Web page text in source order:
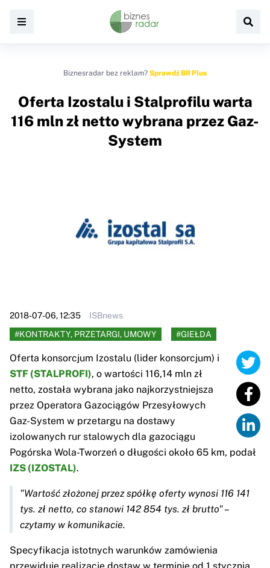
Biznesradar bez reklam? Sprawdź BR Plus
Oferta Izostalu i Stalprofilu warta
116 mln zł netto wybrana przez Gaz-
System
2018-07-06, 12:35
ISBnews
#KONTRAKTY, PRZETARGI, UMOWY
#GIEŁDA
Oferta konsorcjum Izostalu (lider konsorcjum) i
STF (STALPROFI), o wartości 116,14 mln zł
netto, została wybrana jako najkorzystniejsza
przez Operatora Gazociągów Przesyłowych
Gaz-System w przetargu na dostawy
izolowanych rur stalowych dla gazociągu
Pogórska Wola-Tworzeń o długości około 65 km, podał
IZS (IZOSTAL).
"Wartość złożonej przez spółkę oferty wynosi 116 141
tys. zł netto, co stanowi 142 854 tys. zł brutto" –
czytamy w komunikacie.
Specyfikacja istotnych warunków zamówienia